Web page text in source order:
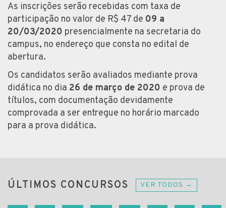
As inscrições serão recebidas com taxa de
participação no valor de R$ 47 de 09 a
20/03/2020 presencialmente na secretaria do
campus, no endereço que consta no edital de
abertura.
Os candidatos serão avaliados mediante prova
didática no dia 26 de março de 2020 e prova de
títulos, com documentação devidamente
comprovada a ser entregue no horário marcado
para a prova didática.
ÚLTIMOS CONCURSOS VER TODOS →